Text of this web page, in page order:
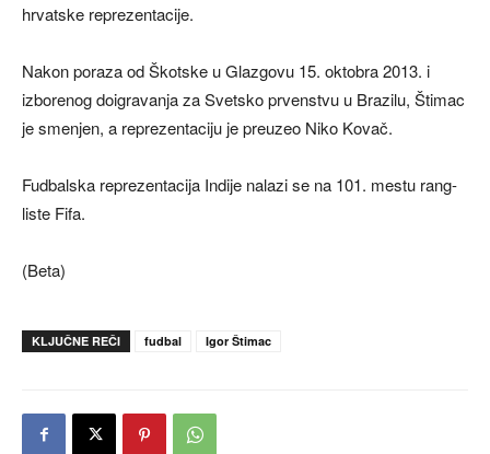
hrvatske reprezentacije.
Nakon poraza od Škotske u Glazgovu 15. oktobra 2013. i
izborenog doigravanja za Svetsko prvenstvu u Brazilu, Štimac
je smenjen, a reprezentaciju je preuzeo Niko Kovač.
Fudbalska reprezentacija Indije nalazi se na 101. mestu rang-
liste Fifa.
(Beta)
KLJUČNE REČI fudbal Igor Štimac